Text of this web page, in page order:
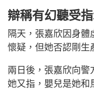
辯稱有幻聽受
隔天，張嘉欣因身
懷疑，但她否認剛生
兩日後，張嘉欣向警
她又指，嬰兒是她和